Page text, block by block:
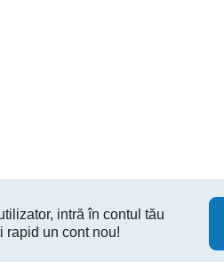
intră în contul tău
rapid un cont nou!